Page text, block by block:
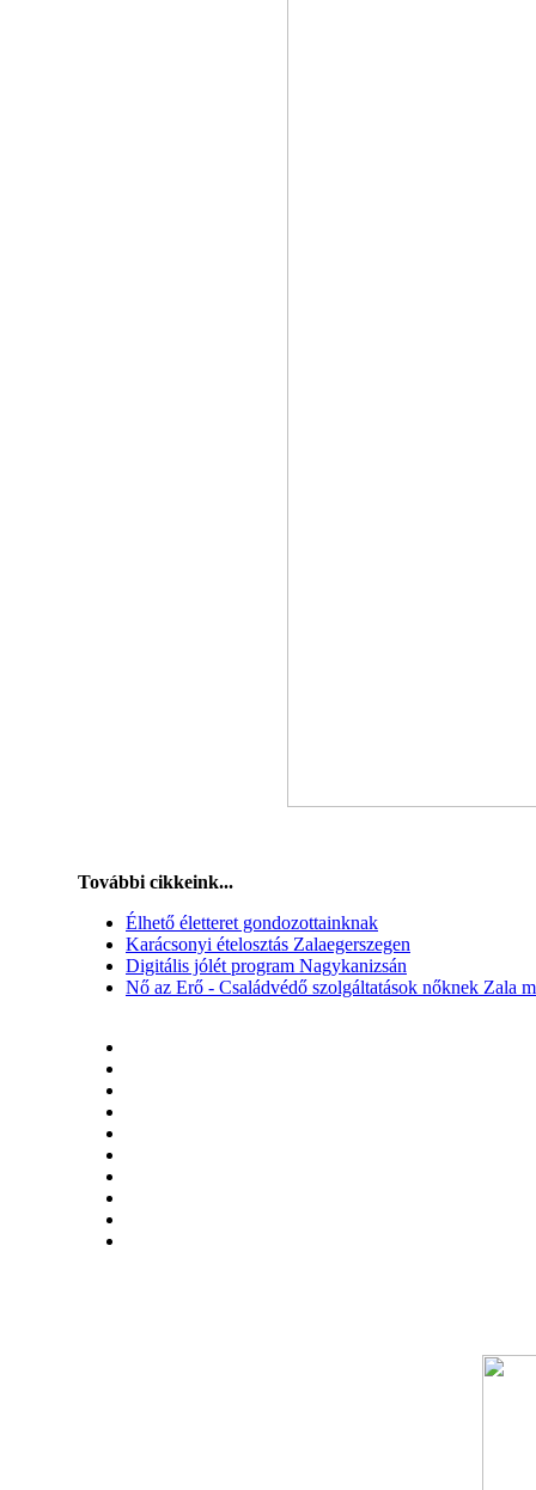
További cikkeink...
Élhető életteret gondozottainknak
Karácsonyi ételosztás Zalaegerszegen
Digitális jólét program Nagykanizsán
Nő az Erő - Családvédő szolgáltatások nőknek Zala